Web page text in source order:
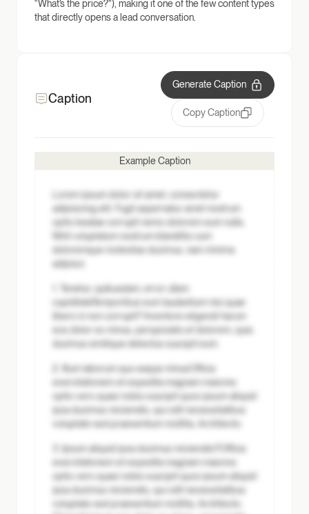
“What’s the price?”), making it one of the few content types
that directly opens a lead conversation.
Caption
Generate Caption
Copy Caption
Example Caption
Lorem ipsum dolor sit amet, consectetur
adipisicing elit. Fugit aspernatur amet nostrum
optio beatae corrupti nemo dolorem eum nulla.
Nihil voluptatum nostrum blanditiis cum
doloremque molestias ducimus, nam minima
adipisci.
1. Tenetur, quibusdam, error ullam
cupiditate Temporibus eum laudantium nisi quae
libero in non corrupti? Inventore eligendi harum
eos dolor ex minus, perspiciatis et dolorem, quia
ducimus similique delectus suscipit eum.
2. Illum laborum quo eaque minus Officia
exercitationem et expedita magnam maiores
optio vero quasi nobis suscipit quos ipsum aliquid
ipsa ducimus reiciendis, qui odit necessitatibus
voluptate sed praesentium mollitia. Architecto.
3. Ipsum aliquid ipsa ducimus reiciendis?
Officia
exercitationem et expedita magnam maiores
optio vero quasi nobis suscipit quos ipsum aliquid
ipsa ducimus reiciendis, qui odit necessitatibus
voluptate sed praesentium mollitia. Architecto.